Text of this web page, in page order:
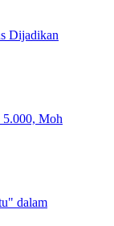
Dijadikan
5.000, Moh
dalam